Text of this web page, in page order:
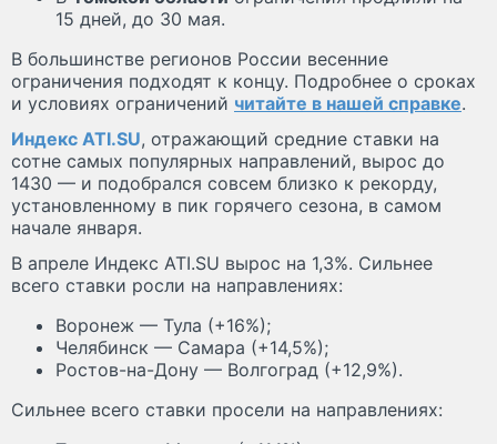
15 дней, до 30 мая.
В большинстве регионов России весенние
ограничения подходят к концу. Подробнее о сроках
и условиях ограничений читайте в нашей справке.
Индекс ATI.SU, отражающий средние ставки на
сотне самых популярных направлений, вырос до
1430 — и подобрался совсем близко к рекорду,
установленному в пик горячего сезона, в самом
начале января.
В апреле Индекс ATI.SU вырос на 1,3%. Сильнее
всего ставки росли на направлениях:
Воронеж — Тула (+16%);
Челябинск — Самара (+14,5%);
Ростов-на-Дону — Волгоград (+12,9%).
Сильнее всего ставки просели на направлениях: